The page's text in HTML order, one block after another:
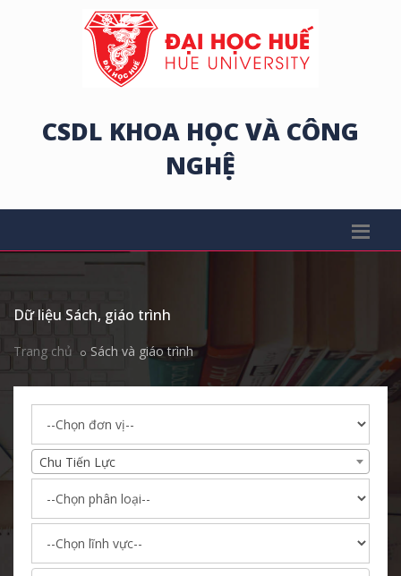
CSDL KHOA HỌC VÀ CÔNG
NGHỆ
Dữ liệu Sách, giáo trình
Trang chủ Sách và giáo trình
Chu Tiến Lực